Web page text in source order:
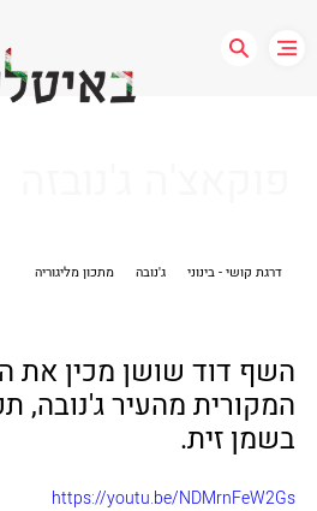
דרגת קושי - בינוני ג'נובה מתכון מליגוריה
השף דוד שושן מכין את
המקורית מהעיר ג'נובה,
בשמן זית.
https://youtu.be/NDMrnFeW2Gs